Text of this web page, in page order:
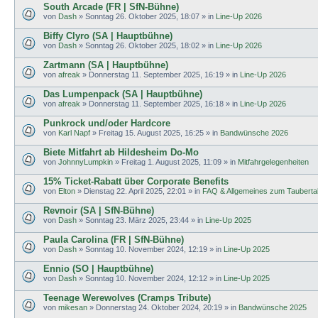
South Arcade (FR | SfN-Bühne)
von Dash » Sonntag 26. Oktober 2025, 18:07 » in Line-Up 2026
Biffy Clyro (SA | Hauptbühne)
von Dash » Sonntag 26. Oktober 2025, 18:02 » in Line-Up 2026
Zartmann (SA | Hauptbühne)
von afreak » Donnerstag 11. September 2025, 16:19 » in Line-Up 2026
Das Lumpenpack (SA | Hauptbühne)
von afreak » Donnerstag 11. September 2025, 16:18 » in Line-Up 2026
Punkrock und/oder Hardcore
von Karl Napf » Freitag 15. August 2025, 16:25 » in Bandwünsche 2026
Biete Mitfahrt ab Hildesheim Do-Mo
von JohnnyLumpkin » Freitag 1. August 2025, 11:09 » in Mitfahrgelegenheiten
15% Ticket-Rabatt über Corporate Benefits
von Elton » Dienstag 22. April 2025, 22:01 » in FAQ & Allgemeines zum Taubertal
Revnoir (SA | SfN-Bühne)
von Dash » Sonntag 23. März 2025, 23:44 » in Line-Up 2025
Paula Carolina (FR | SfN-Bühne)
von Dash » Sonntag 10. November 2024, 12:19 » in Line-Up 2025
Ennio (SO | Hauptbühne)
von Dash » Sonntag 10. November 2024, 12:12 » in Line-Up 2025
Teenage Werewolves (Cramps Tribute)
von mikesan » Donnerstag 24. Oktober 2024, 20:19 » in Bandwünsche 2025